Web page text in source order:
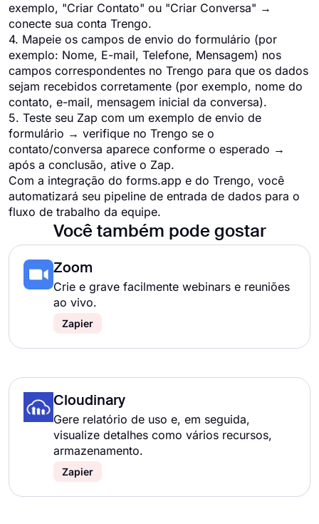
exemplo, "Criar Contato" ou "Criar Conversa" →
conecte sua conta Trengo.
4. Mapeie os campos de envio do formulário (por
exemplo: Nome, E-mail, Telefone, Mensagem) nos
campos correspondentes no Trengo para que os dados
sejam recebidos corretamente (por exemplo, nome do
contato, e-mail, mensagem inicial da conversa).
5. Teste seu Zap com um exemplo de envio de
formulário → verifique no Trengo se o
contato/conversa aparece conforme o esperado →
após a conclusão, ative o Zap.
Com a integração do forms.app e do Trengo, você
automatizará seu pipeline de entrada de dados para o
fluxo de trabalho da equipe.
Você também pode gostar
Zoom
Crie e grave facilmente webinars e reuniões
ao vivo.
Zapier
Cloudinary
Gere relatório de uso e, em seguida,
visualize detalhes como vários recursos,
armazenamento.
Zapier